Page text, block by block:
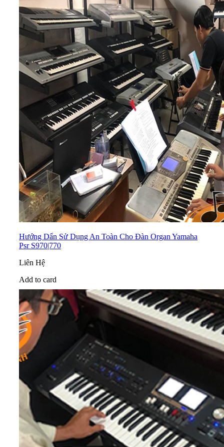
Hướng Dẩn Sử Dụng An Toàn Cho Đàn Organ Yamaha
Psr S970|770
Liên Hệ
Add to card